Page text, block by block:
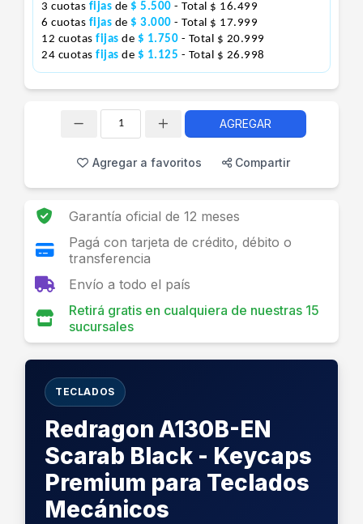
3 cuotas fijas de $ 5.500 - Total $ 16.499
6 cuotas fijas de $ 3.000 - Total $ 17.999
12 cuotas fijas de $ 1.750 - Total $ 20.999
24 cuotas fijas de $ 1.125 - Total $ 26.998
AGREGAR
Agregar a favoritos Compartir
Garantía oficial de 12 meses
Pagá con tarjeta de crédito, débito o
transferencia
Envío a todo el país
Retirá gratis en cualquiera de nuestras 15
sucursales
TECLADOS
Redragon A130B-EN
Scarab Black - Keycaps
Premium para Teclados
Mecánicos